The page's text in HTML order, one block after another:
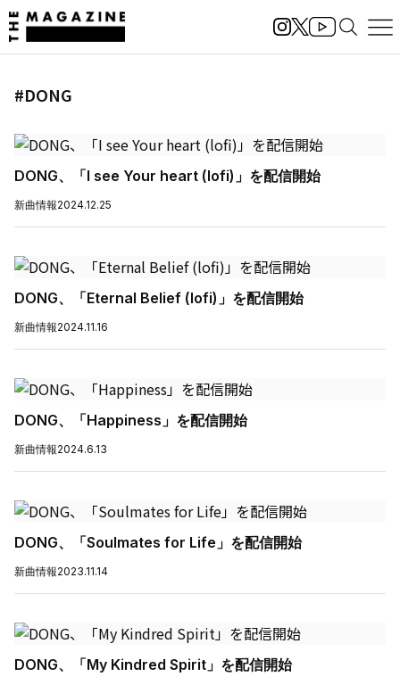
#DONG
DONG、「I see Your heart (lofi)」を配信開始
新曲情報2024.12.25
DONG、「Eternal Belief (lofi)」を配信開始
新曲情報2024.11.16
DONG、「Happiness」を配信開始
新曲情報2024.6.13
DONG、「Soulmates for Life」を配信開始
新曲情報2023.11.14
DONG、「My Kindred Spirit」を配信開始